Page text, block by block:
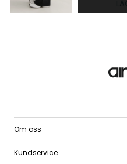
Om oss
Kundservice